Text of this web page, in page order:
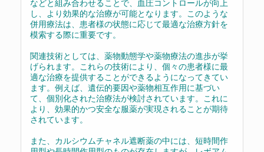
などと組み合わせることで、血圧コントロールが向上
し、より効果的な治療が可能となります。このような
併用療法は、患者様の状態に応じて最適な治療方針を
模索する際に重要です。
関連技術としては、薬物動態学や薬物療法の進歩が挙
げられます。これらの技術により、個々の患者様に最
適な治療を提供することができるようになってきてい
ます。例えば、遺伝的要因や薬物相互作用に基づい
て、個別化された治療法が検討されています。これに
より、効果的かつ安全な服薬が実現されることが期待
されています。
また、カルシウムチャネル遮断薬の中には、短時間作